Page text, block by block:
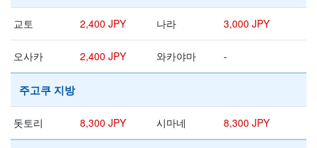
교토 2,400 JPY 나라 3,000 JPY
오사카 2,400 JPY 와카야마 -
주고쿠 지방
돗토리 8,300 JPY 시마네 8,300 JPY